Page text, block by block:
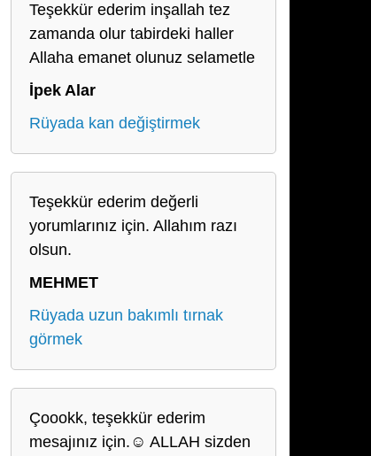
Teşekkür ederim inşallah tez
zamanda olur tabirdeki haller
Allaha emanet olunuz selametle
İpek Alar
Rüyada kan değiştirmek
Teşekkür ederim değerli
yorumlarınız için. Allahım razı
olsun.
MEHMET
Rüyada uzun bakımlı tırnak
görmek
Çoookk, teşekkür ederim
mesajınız için.☺️ ALLAH sizden